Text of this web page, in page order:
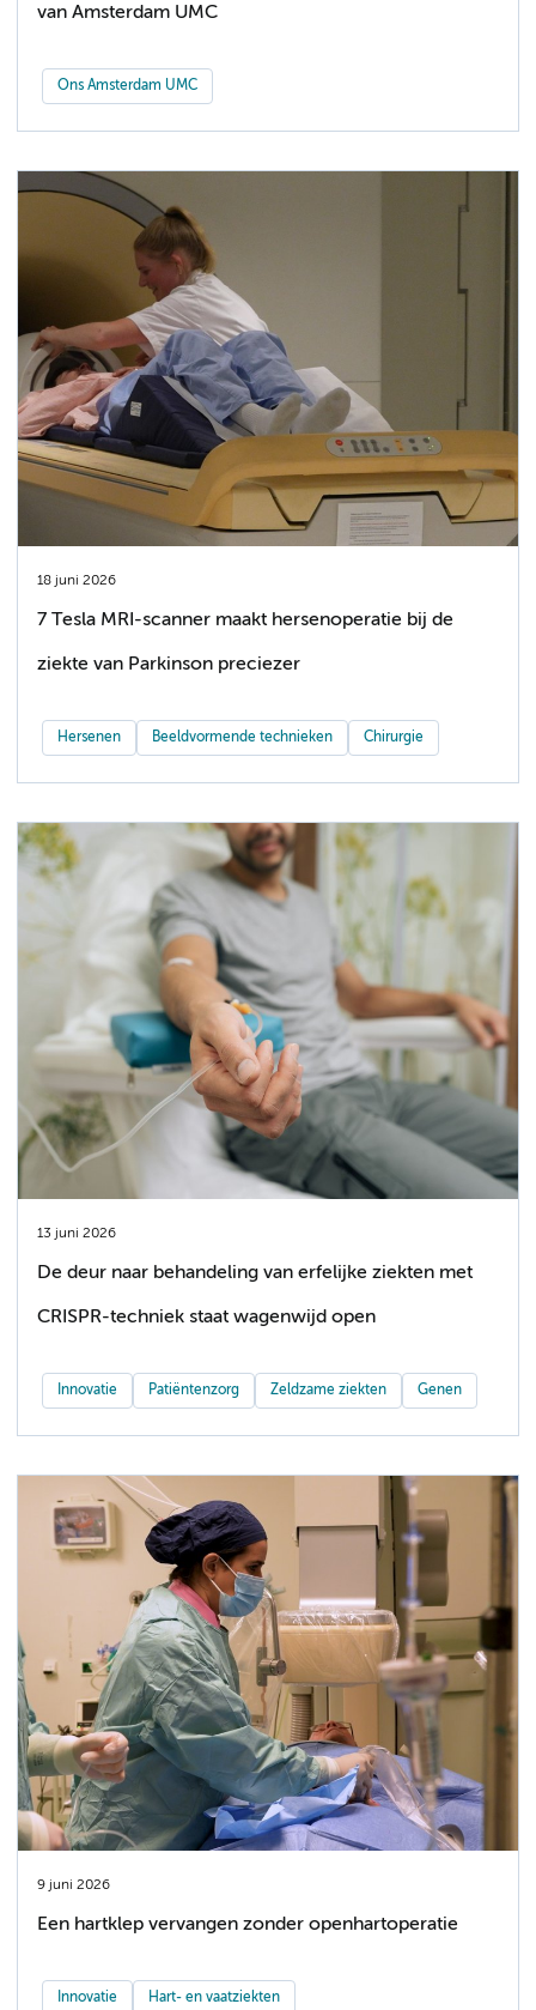
van Amsterdam UMC
Ons Amsterdam UMC
18 juni 2026
7 Tesla MRI-scanner maakt hersenoperatie bij de
ziekte van Parkinson preciezer
Hersenen Beeldvormende technieken Chirurgie
13 juni 2026
De deur naar behandeling van erfelijke ziekten met
CRISPR-techniek staat wagenwijd open
Innovatie Patiëntenzorg Zeldzame ziekten Genen
9 juni 2026
Een hartklep vervangen zonder openhartoperatie
Innovatie Hart- en vaatziekten